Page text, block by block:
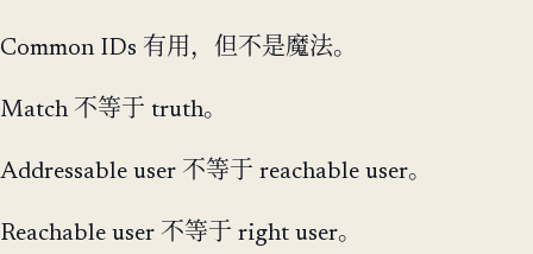
Common IDs 有用，但不是魔法。
Match 不等于 truth。
Addressable user 不等于 reachable user。
Reachable user 不等于 right user。